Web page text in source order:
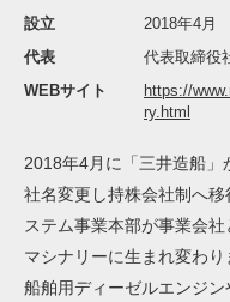
設立
2018年4月
代表
代表取締
WEBサイト
https://
ry.html
2018年4月に「三井造船」
社名変更し持株会社制へ
ステム事業本部が事業会
マシナリーに生まれ変わり
船舶用ディーゼルエンジ